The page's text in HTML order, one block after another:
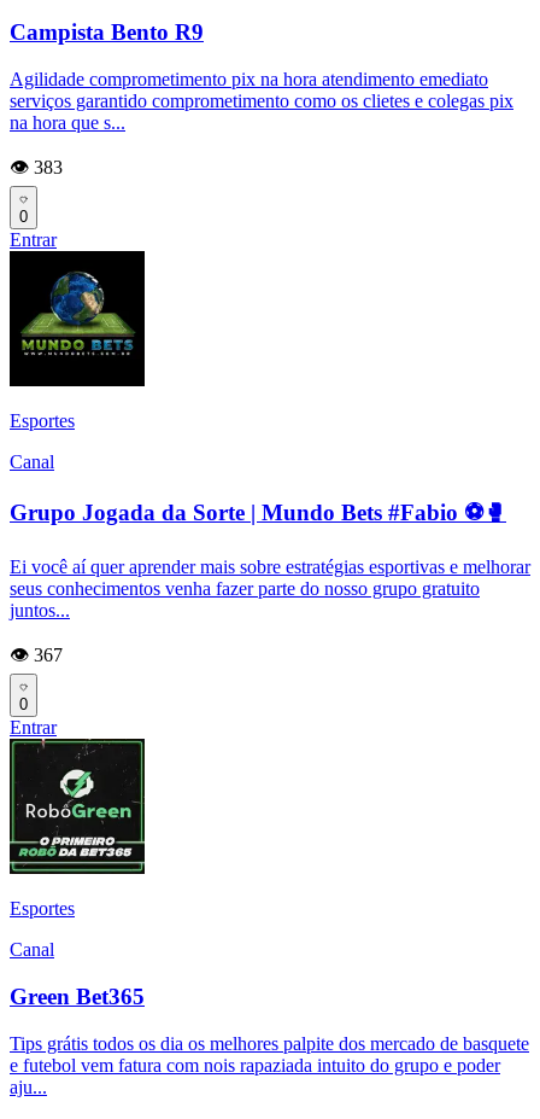
Campista Bento R9
Agilidade comprometimento pix na hora atendimento emediato
serviços garantido comprometimento como os clietes e colegas pix
na hora que s...
👁️ 383
0
Entrar
Esportes
Canal
Grupo Jogada da Sorte | Mundo Bets #Fabio ⚽🥊
Ei você aí quer aprender mais sobre estratégias esportivas e melhorar
seus conhecimentos venha fazer parte do nosso grupo gratuito
juntos...
👁️ 367
0
Entrar
Esportes
Canal
Green Bet365
Tips grátis todos os dia os melhores palpite dos mercado de basquete
e futebol vem fatura com nois rapaziada intuito do grupo e poder
aju...